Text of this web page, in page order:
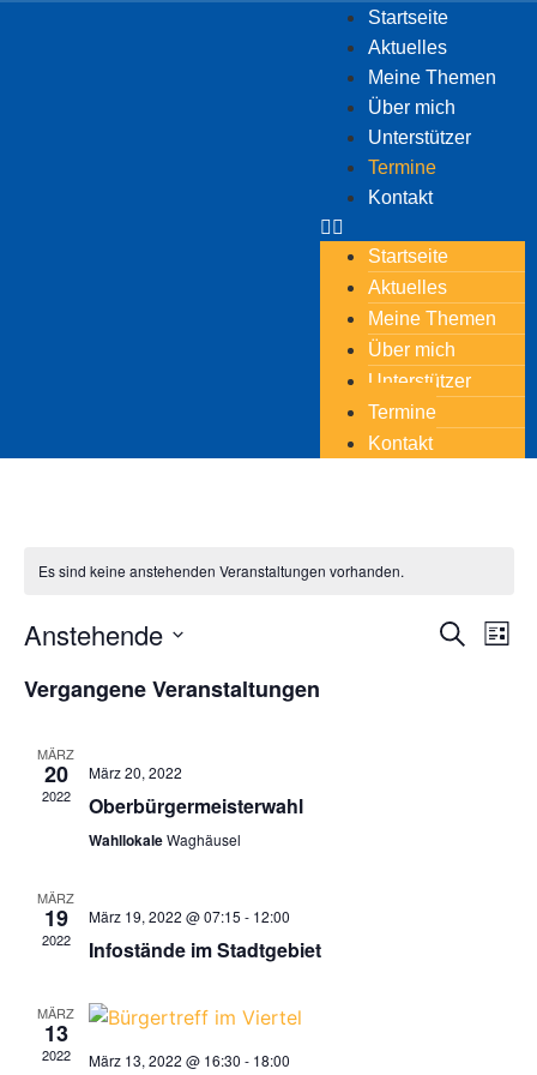
Startseite
Aktuelles
Meine Themen
Über mich
Unterstützer
Termine
Kontakt
Startseite
Aktuelles
Meine Themen
Über mich
Unterstützer
Termine
Kontakt
Es sind keine anstehenden Veranstaltungen vorhanden.
SucheListe
Anstehende
wählen.
Vergangene Veranstaltungen
MÄRZ
20
2022
März 20, 2022
Oberbürgermeisterwahl
WahllokaleWaghäusel
MÄRZ
19
2022
März 19, 2022 @ 07:15 - 12:00
Infostände im Stadtgebiet
MÄRZ
13
2022 März 13, 2022 @ 16:30 - 18:00